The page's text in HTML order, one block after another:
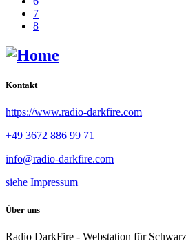
7
8
Kontakt
https://www.radio-darkfire.com
+49 3672 886 99 71
info@radio-darkfire.com
siehe Impressum
Über uns
Radio DarkFire - Webstation für